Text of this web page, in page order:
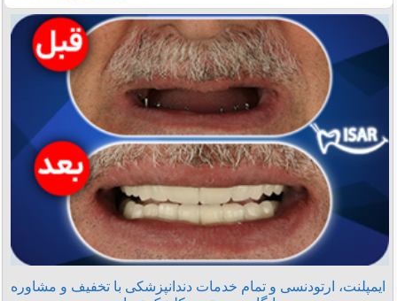
ایمپلنت، ارتودنسی و تمام خدمات دندانپزشکی با تخفیف و مشاوره